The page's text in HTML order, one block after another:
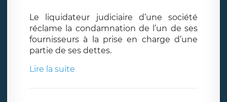
Le liquidateur judiciaire d’une société
réclame la condamnation de l’un de ses
fournisseurs à la prise en charge d’une
partie de ses dettes.
Lire la suite